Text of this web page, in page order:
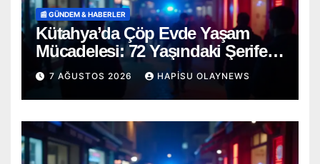
📰 GÜNDEM & HABERLER
Kütahya’da Çöp Evde Yaşam
Mücadelesi: 72 Yaşındaki Şerife
D. Mucizevi Şekilde Kurtarıldı
7 AĞUSTOS 2026 HAPISU OLAYNEWS